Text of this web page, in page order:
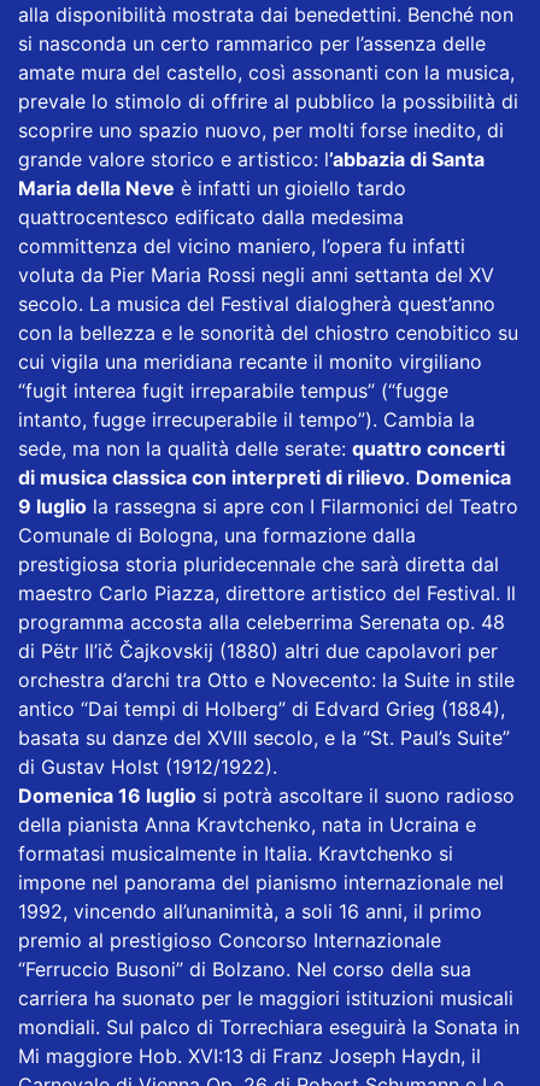
alla disponibilità mostrata dai benedettini. Benché non
si nasconda un certo rammarico per l’assenza delle
amate mura del castello, così assonanti con la musica,
prevale lo stimolo di offrire al pubblico la possibilità di
scoprire uno spazio nuovo, per molti forse inedito, di
grande valore storico e artistico: l’abbazia di Santa
Maria della Neve è infatti un gioiello tardo
quattrocentesco edificato dalla medesima
committenza del vicino maniero, l’opera fu infatti
voluta da Pier Maria Rossi negli anni settanta del XV
secolo. La musica del Festival dialogherà quest’anno
con la bellezza e le sonorità del chiostro cenobitico su
cui vigila una meridiana recante il monito virgiliano
“fugit interea fugit irreparabile tempus” (“fugge
intanto, fugge irrecuperabile il tempo”). Cambia la
sede, ma non la qualità delle serate: quattro concerti
di musica classica con interpreti di rilievo. Domenica
9 luglio la rassegna si apre con I Filarmonici del Teatro
Comunale di Bologna, una formazione dalla
prestigiosa storia pluridecennale che sarà diretta dal
maestro Carlo Piazza, direttore artistico del Festival. Il
programma accosta alla celeberrima Serenata op. 48
di Pëtr Il’ič Čajkovskij (1880) altri due capolavori per
orchestra d’archi tra Otto e Novecento: la Suite in stile
antico “Dai tempi di Holberg” di Edvard Grieg (1884),
basata su danze del XVIII secolo, e la “St. Paul’s Suite”
di Gustav Holst (1912/1922).
Domenica 16 luglio si potrà ascoltare il suono radioso
della pianista Anna Kravtchenko, nata in Ucraina e
formatasi musicalmente in Italia. Kravtchenko si
impone nel panorama del pianismo internazionale nel
1992, vincendo all’unanimità, a soli 16 anni, il primo
premio al prestigioso Concorso Internazionale
“Ferruccio Busoni” di Bolzano. Nel corso della sua
carriera ha suonato per le maggiori istituzioni musicali
mondiali. Sul palco di Torrechiara eseguirà la Sonata in
Mi maggiore Hob. XVI:13 di Franz Joseph Haydn, il